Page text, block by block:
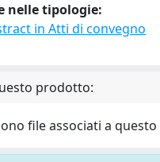
nelle tipologie:
in Atti di convegno
prodotto:
file associati a